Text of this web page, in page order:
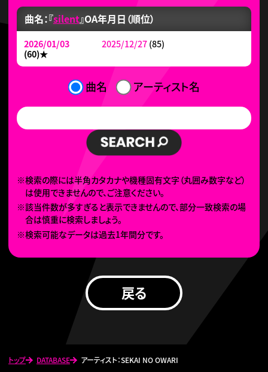
トップ DATABASE アーティスト：SEKAI NO OWARI
曲名：『silent』OA年月日（順位）
2026/01/03
(60)★
2025/12/27(85)
曲名 アーティスト名
※検索の際には半角カタカナや機種固有文字（丸囲み数字など）
は使用できませんので、ご注意ください。
※該当件数が多すぎると表示できませんので、部分一致検索の場
合は慎重に検索しましょう。
※検索可能なデータは過去1年間分です。
戻る